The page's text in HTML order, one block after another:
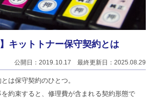
キットトナー保守契約とは
公開日：2019.10.17 最終更新日：2025.08.29
は保守契約のひとつ。
約束すると、修理費が含まれる契約形態で